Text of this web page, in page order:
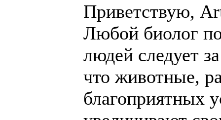
Приветствую,
Любой биолог
людей следует
что животные,
благоприятных